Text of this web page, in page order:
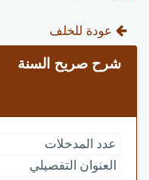
عودة للخلف
شرح صريح السنة
عدد المدخلات
العنوان التفصيلي